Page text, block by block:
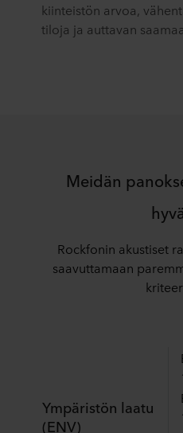
kiinteistön arvoa,
tiloja ja auttavan
Meidän
Rockfonin akustiset
saavuttamaan
Ympäristön laatu
(ENV)